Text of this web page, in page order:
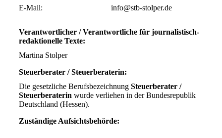
E-Mail: info@stb-stolper.de
Verantwortlicher / Verantwortliche für journalistisch-
redaktionelle Texte:
Martina Stolper
Steuerberater / Steuerberaterin:
Die gesetzliche Berufsbezeichnung Steuerberater /
Steuerberaterin wurde verliehen in der Bundesrepublik
Deutschland (Hessen).
Zuständige Aufsichtsbehörde: